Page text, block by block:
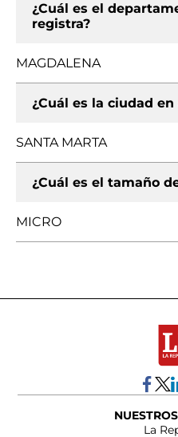
¿Cuál es el
registra?
MAGDALENA
¿Cuál es la ciudad
SANTA MARTA
¿Cuál es el tamaño
MICRO
La